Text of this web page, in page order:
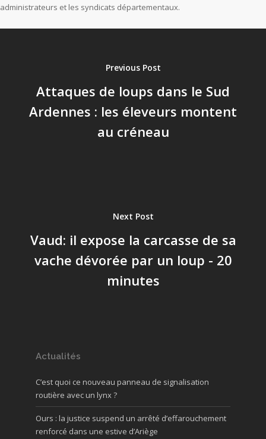
administrateurs et les syndicats départementaux.
Previous Post
Attaques de loups dans le Sud
Ardennes : les éleveurs montent
au créneau
Next Post
Vaud: il expose la carcasse de sa
vache dévorée par un loup - 20
minutes
Actualités
C’est quoi ce nouveau panneau de signalisation
routière avec un lynx ?
Ours : la justice suspend un arrêté d’effarouchement
renforcé dans une estive d’Ariège